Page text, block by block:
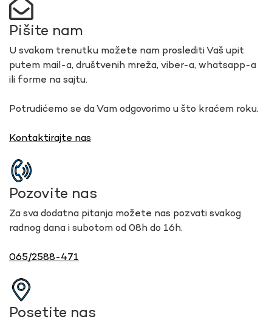
Pišite nam
U svakom trenutku možete nam proslediti Vaš upit
putem mail-a, društvenih mreža, viber-a, whatsapp-a
ili forme na sajtu.
Potrudićemo se da Vam odgovorimo u što kraćem roku.
Kontaktirajte nas
Pozovite nas
Za sva dodatna pitanja možete nas pozvati svakog
radnog dana i subotom od 08h do 16h.
065/2588-471
Posetite nas